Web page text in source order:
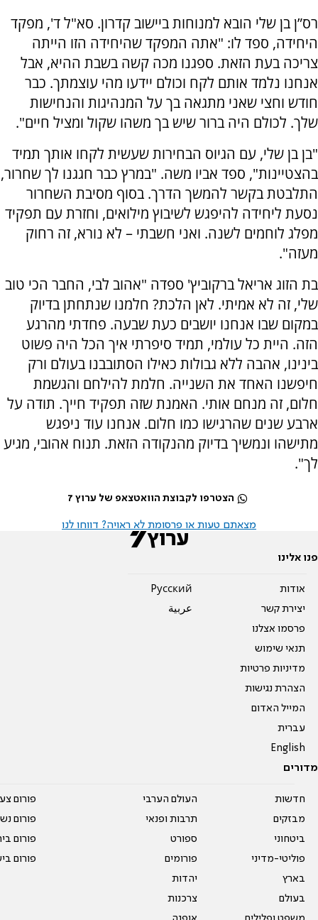
רס”ן בן שלי הובא למנוחות ביישוב קדרון. סא"ל ד', מפקד
היחידה, ספד לו: "אתה המפקד שהיחידה הזו הייתה
צריכה בעת הזאת. ספגנו מכה קשה בשבת ההיא, אבל
אנחנו נלמד אותם לקח וכולם יידעו מהי עוצמתך. כבר
חודש וחצי שאני מתגאה בך על המנהיגות והנחישות
שלך. לכולם היה ברור שיש בך משהו שקול ומציל חיים".
"בן בן שלי, עם הגיוס הבחירות שעשית לקחו אותך תמיד
בהצטיינות", ספד אביו משה. "במרץ כבר חגגנו לך שחרור,
התלבטת בקשר להמשך הדרך. בסוף מסיבת השחרור
נסעת ליחידה להיפגש לשיבוץ מילואים, וחזרת עם תפקיד
מפלג לוחמים לשנה. ואני חשבתי – לא נורא, זה רחוק
מעזה".
בת הזוג אריאל ברקוביץ' ספדה "אהוב לבי, החבר הכי טוב
שלי, זה לא אמיתי. לאן הלכת? חלמנו שנתחתן בדיוק
במקום שבו אנחנו יושבים כעת שבעה. פחדתי מהרגע
הזה. היית כל עולמי, תמיד סיפרתי איך הכל היה פשוט
בינינו, אהבה ללא גבולות כאילו הסתובבנו בעולם ורק
חיפשנו האחד את השנייה. חלמת להילחם והגשמת
חלום, זה מנחם אותי. האמנת שזה תפקיד חייך. תודה על
ארבע שנים שהרגישו כמו חלום. אנחנו עוד ניפגש
מתישהו ונמשיך בדיוק מהנקודה הזאת. תנוח אהובי, מגיע
לך".
הצטרפו לקבוצת הוואטצאפ של ערוץ 7
מצאתם טעות או פרסומת לא ראויה? דווחו לנו
פנו אלינו
אודות
יצירת קשר
פרסמו אצלנו
תנאי שימוש
מדיניות פרטיות
הצהרת נגישות
המייל האדום
עברית
English
Pусский
عربية
מדורים
חדשות
מבזקים
ביטחוני
פוליטי-מדיני
בארץ
בעולם
העולם הערבי
תרבות ופנאי
ספורט
פורומים
יהדות
צרכנות
פורום
פורום
פורום
פורום